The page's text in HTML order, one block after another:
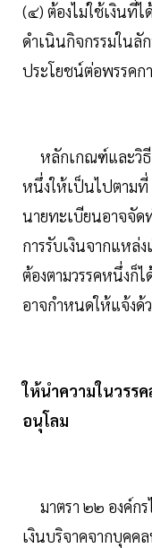
(๔) ต้องไม่ใช้เงินที่
ดำเนินกิจกรรมในลั
ประโยชน์ต่อพรรคก
หลักเกณฑ์และวิธี
หนึ่งให้เป็นไปตามที่
นายทะเบียนอาจจัด
การรับเงินจากแหล่
ต้องตามวรรคหนึ่งก็
อาจกำหนดให้แจ้งด้
ให้นำความในวรร
อนุโลม
มาตรา ๒๒ องค์กร
เงินบริจาคจากบุคค